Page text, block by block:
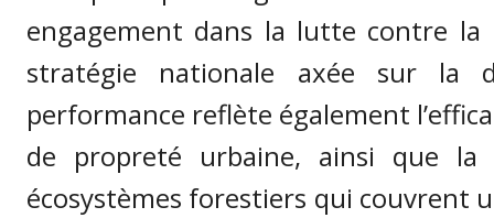
engagement dans la lutte contre
stratégie nationale axée sur la
performance reflète également
de propreté urbaine, ainsi que la
écosystèmes forestiers qui couvrent